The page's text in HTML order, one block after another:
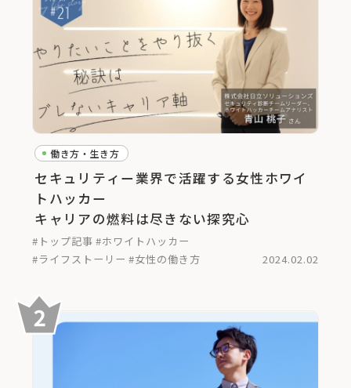
働き方・生き方
セキュリティー業界で活躍する女性ホワイ
トハッカー
キャリアの燃料は尽きない探究心
#トップ記事 #ホワイトハッカー
#ライフストーリー #女性の働き方 2024.02.02